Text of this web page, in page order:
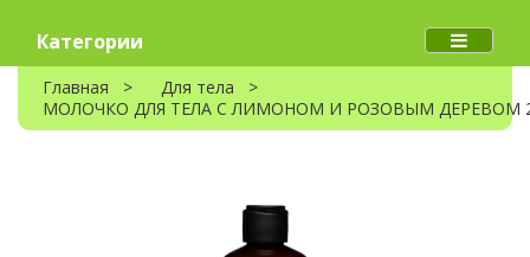
Категории
Главная
Для тела
МОЛОЧКО ДЛЯ ТЕЛА С ЛИМОНОМ И РОЗОВЫМ ДЕРЕВОМ